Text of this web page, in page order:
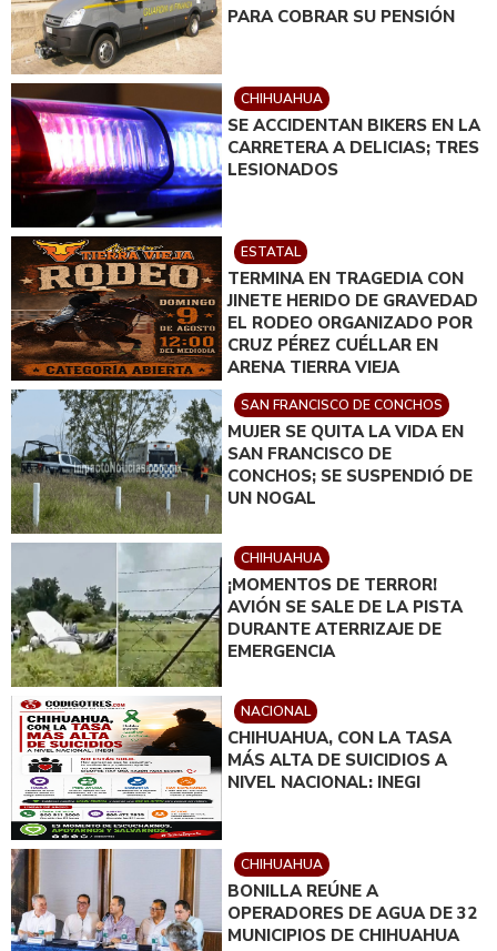
PARA COBRAR SU PENSIÓN
CHIHUAHUA
SE ACCIDENTAN BIKERS EN LA
CARRETERA A DELICIAS; TRES
LESIONADOS
ESTATAL
TERMINA EN TRAGEDIA CON
JINETE HERIDO DE GRAVEDAD
EL RODEO ORGANIZADO POR
CRUZ PÉREZ CUÉLLAR EN
ARENA TIERRA VIEJA
SAN FRANCISCO DE CONCHOS
MUJER SE QUITA LA VIDA EN
SAN FRANCISCO DE
CONCHOS; SE SUSPENDIÓ DE
UN NOGAL
CHIHUAHUA
¡MOMENTOS DE TERROR!
AVIÓN SE SALE DE LA PISTA
DURANTE ATERRIZAJE DE
EMERGENCIA
NACIONAL
CHIHUAHUA, CON LA TASA
MÁS ALTA DE SUICIDIOS A
NIVEL NACIONAL: INEGI
CHIHUAHUA
BONILLA REÚNE A
OPERADORES DE AGUA DE 32
MUNICIPIOS DE CHIHUAHUA